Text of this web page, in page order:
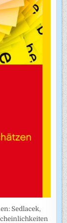
Sedlacek,